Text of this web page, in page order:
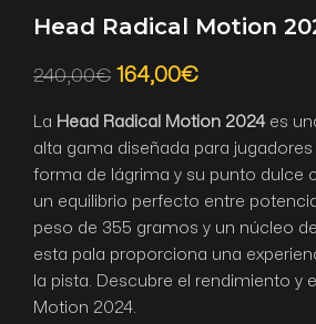
Head Radical Motion
240,00€ 164,00€
La Head Radical Motion 2024 es
alta gama diseñada para jugadores
forma de lágrima y su punto dulce
un equilibrio perfecto entre
peso de 355 gramos y un núcleo
esta pala proporciona una
la pista. Descubre el rendimiento y
Motion 2024.